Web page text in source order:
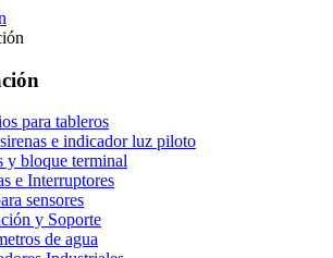
para tableros
e indicador luz piloto
y bloque terminal
e Interruptores
sensores
y Soporte
de agua